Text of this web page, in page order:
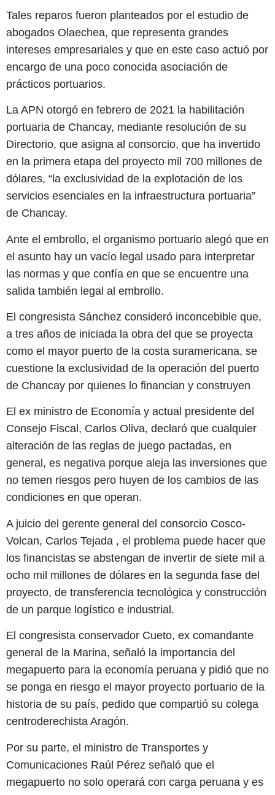
Tales reparos fueron planteados por el estudio de
abogados Olaechea, que representa grandes
intereses empresariales y que en este caso actuó por
encargo de una poco conocida asociación de
prácticos portuarios.
La APN otorgó en febrero de 2021 la habilitación
portuaria de Chancay, mediante resolución de su
Directorio, que asigna al consorcio, que ha invertido
en la primera etapa del proyecto mil 700 millones de
dólares, “la exclusividad de la explotación de los
servicios esenciales en la infraestructura portuaria”
de Chancay.
Ante el embrollo, el organismo portuario alegó que en
el asunto hay un vacío legal usado para interpretar
las normas y que confía en que se encuentre una
salida también legal al embrollo.
El congresista Sánchez consideró inconcebible que,
a tres años de iniciada la obra del que se proyecta
como el mayor puerto de la costa suramericana, se
cuestione la exclusividad de la operación del puerto
de Chancay por quienes lo financian y construyen
El ex ministro de Economía y actual presidente del
Consejo Fiscal, Carlos Oliva, declaró que cualquier
alteración de las reglas de juego pactadas, en
general, es negativa porque aleja las inversiones que
no temen riesgos pero huyen de los cambios de las
condiciones en que operan.
A juicio del gerente general del consorcio Cosco-
Volcan, Carlos Tejada , el problema puede hacer que
los financistas se abstengan de invertir de siete mil a
ocho mil millones de dólares en la segunda fase del
proyecto, de transferencia tecnológica y construcción
de un parque logístico e industrial.
El congresista conservador Cueto, ex comandante
general de la Marina, señaló la importancia del
megapuerto para la economía peruana y pidió que no
se ponga en riesgo el mayor proyecto portuario de la
historia de su país, pedido que compartió su colega
centroderechista Aragón.
Por su parte, el ministro de Transportes y
Comunicaciones Raúl Pérez señaló que el
megapuerto no solo operará con carga peruana y es